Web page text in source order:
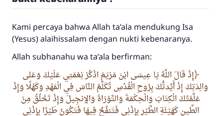
Kami percaya bahwa Allah ta’ala mendukung Isa
(Yesus) alaihissalam dengan nukti kebenaranya.
Allah subhanahu wa ta’ala berfirman:
إِذْ قَالَ اللَّهُ يَا عِيسَى ابْنَ مَرْيَمَ اذْكُرْ نِعْمَتِي عَلَيْكَ وَعَلى
وَالِدَتِكَ إِذْ أَيَّدتُّكَ بِرُوحِ الْقُدُسِ تُكَلِّمُ النَّاسَ فِي الْمَهْدِ وَكَهْلًا وَإِذْ
عَلَّمْتُكَ الْكِتَابَ وَالْحِكْمَةَ وَالتَّوْرَاةَ وَالإِنجِيلَ وَإِذْ تَخْلُقُ مِنْ
الطِّينِ كَهَيْئَةِ الطَّيْرِ بِإِذْنِي فَتَنفُخُ فِيهَا فَتَكُونُ طَيْرًا بِإِذْنِي